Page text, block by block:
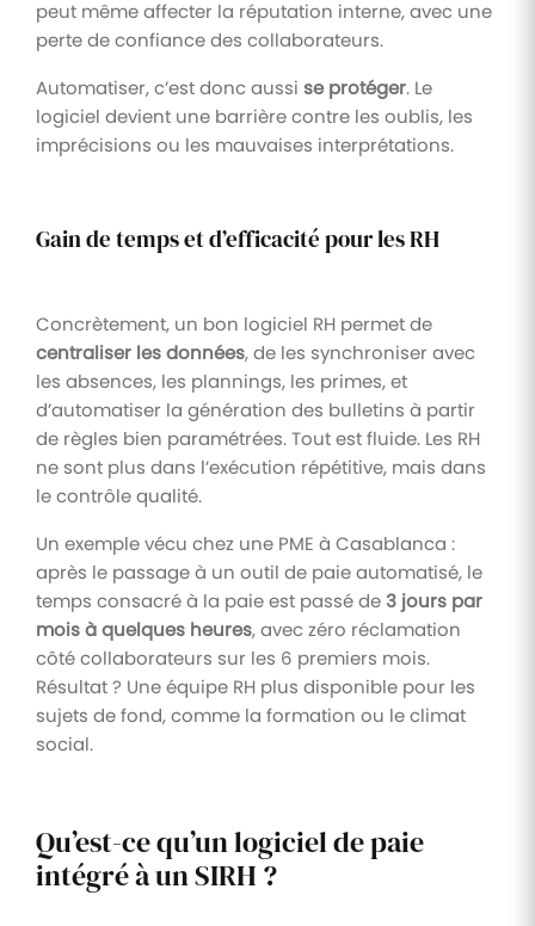
peut même affecter la réputation interne, avec une
perte de confiance des collaborateurs.
Automatiser, c’est donc aussi se protéger. Le
logiciel devient une barrière contre les oublis, les
imprécisions ou les mauvaises interprétations.
Gain de temps et d’efficacité pour les RH
Concrètement, un bon logiciel RH permet de
centraliser les données, de les synchroniser avec
les absences, les plannings, les primes, et
d’automatiser la génération des bulletins à partir
de règles bien paramétrées. Tout est fluide. Les RH
ne sont plus dans l’exécution répétitive, mais dans
le contrôle qualité.
Un exemple vécu chez une PME à Casablanca :
après le passage à un outil de paie automatisé, le
temps consacré à la paie est passé de 3 jours par
mois à quelques heures, avec zéro réclamation
côté collaborateurs sur les 6 premiers mois.
Résultat ? Une équipe RH plus disponible pour les
sujets de fond, comme la formation ou le climat
social.
Qu’est-ce qu’un logiciel de paie
intégré à un SIRH ?